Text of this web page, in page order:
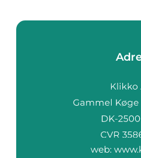
web: